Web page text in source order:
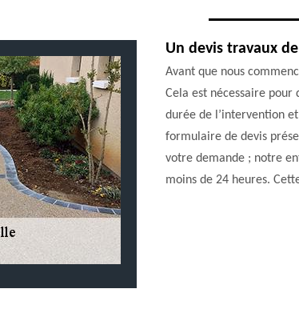
Un devis travaux
Avant que nous
Cela est nécessaire pour
durée de l’intervention
formulaire de devis
votre demande ; notre
moins de 24 heures.